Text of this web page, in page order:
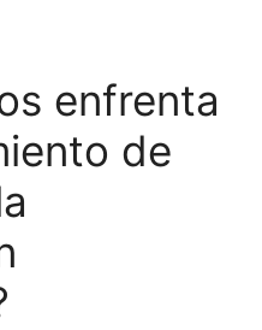
enfrenta
de